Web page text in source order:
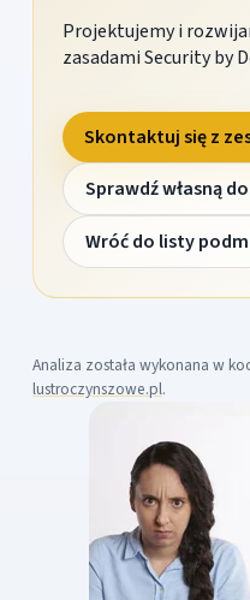
Projektujemy i
zasadami Security by
Skontaktuj się z
Sprawdź własną
Wróć do listy
Analiza została wykonana w
lustroczynszowe.pl.